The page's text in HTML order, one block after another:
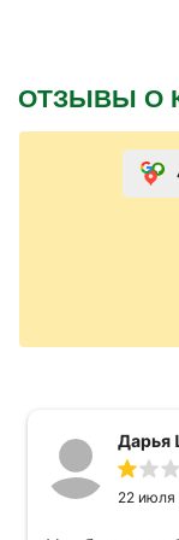
ОТЗЫВЫ О
Дарья
22 июля